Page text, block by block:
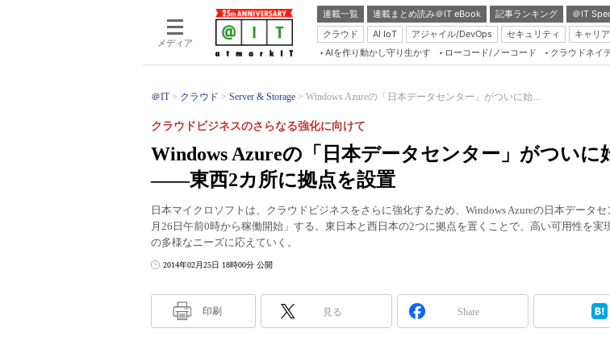
メディア
連載一覧 連載まとめ読み＠IT eBook 記事ランキング ＠IT
クラウド
AI IoT アジャイル/DevOps セキュリティ キャリ
AIを作り動かし守り生かす ローコード/ノーコード クラウドネイ
＠IT クラウド Server & Storage Windows Azureの「日本データセンター」がついに始...
Windows Azureの「日本データセンター」がついに
――東西2カ所に拠点を設置
クラウドビジネスのさらなる強化に向けて
日本マイクロソフトは、クラウドビジネスをさらに強化するため、Windows Azureの日本データセ
月26日午前0時から稼働開始」する。東日本と西日本の2つに拠点を置くことで、高い可用性を実
の多様なニーズに応えていく。
2014年02月25日 18時00分 公開
印刷 見る Share